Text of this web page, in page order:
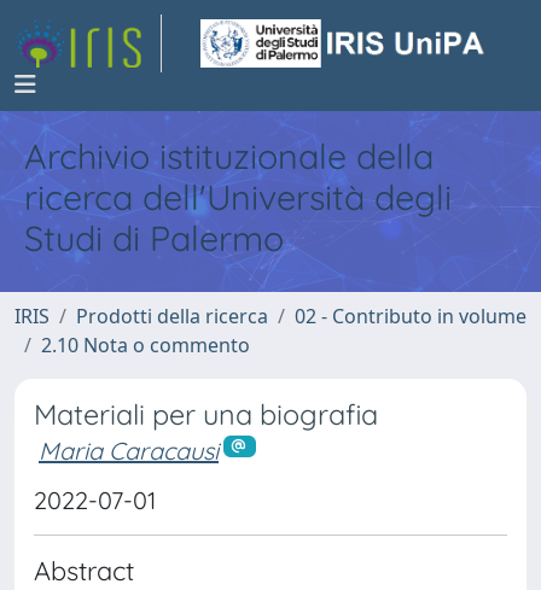
Archivio istituzionale della
ricerca dell'Università degli
Studi di Palermo
IRIS Prodotti della ricerca
02 - Contributo in volume
2.10 Nota o commento
Materiali per una biografia
Maria Caracausi
2022-07-01
Abstract